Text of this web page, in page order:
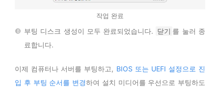
작업 완료
부팅 디스크 생성이 모두 완료되었습니다. 닫기 를 눌러 종
료합니다.
이제 컴퓨터나 서버를 부팅하고, BIOS 또는 UEFI 설정으로 진
입 후 부팅 순서를 변경하여 설치 미디어를 우선으로 부팅하도